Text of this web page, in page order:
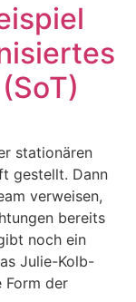
stationären
gestellt. Dann
verweisen,
bereits
noch ein
Julie-Kolb-
Form der